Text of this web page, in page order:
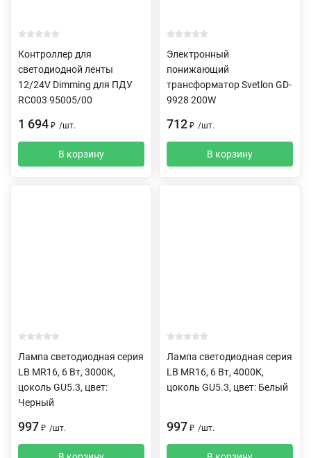
Контроллер для
светодиодной ленты
12/24V Dimming для ПДУ
RC003 95005/00
1 694 ₽ /шт.
В корзину
Электронный
понижающий
трансформатор Svetlon GD-
9928 200W
712 ₽ /шт.
В корзину
Лампа светодиодная серия
LB MR16, 6 Вт, 3000К,
цоколь GU5.3, цвет:
Черный
997 ₽ /шт.
Лампа светодиодная серия
LB MR16, 6 Вт, 4000К,
цоколь GU5.3, цвет: Белый
997 ₽ /шт.